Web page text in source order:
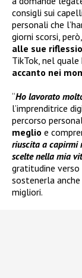
consigli sui
personali che
giorni scorsi,
alle sue
TikTok, nel
accanto nei
“Ho lavorato
l’imprenditrice
percorso
meglio e
riuscita a capirmi
scelte nella mia
gratitudine
sostenerla
migliori.